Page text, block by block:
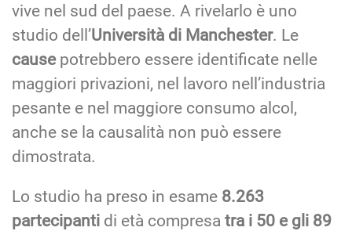
vive nel sud del paese. A rivelarlo è uno
studio dell’Università di Manchester. Le
cause potrebbero essere identificate nelle
maggiori privazioni, nel lavoro nell’industria
pesante e nel maggiore consumo alcol,
anche se la causalità non può essere
dimostrata.
Lo studio ha preso in esame 8.263
partecipanti di età compresa tra i 50 e gli 89